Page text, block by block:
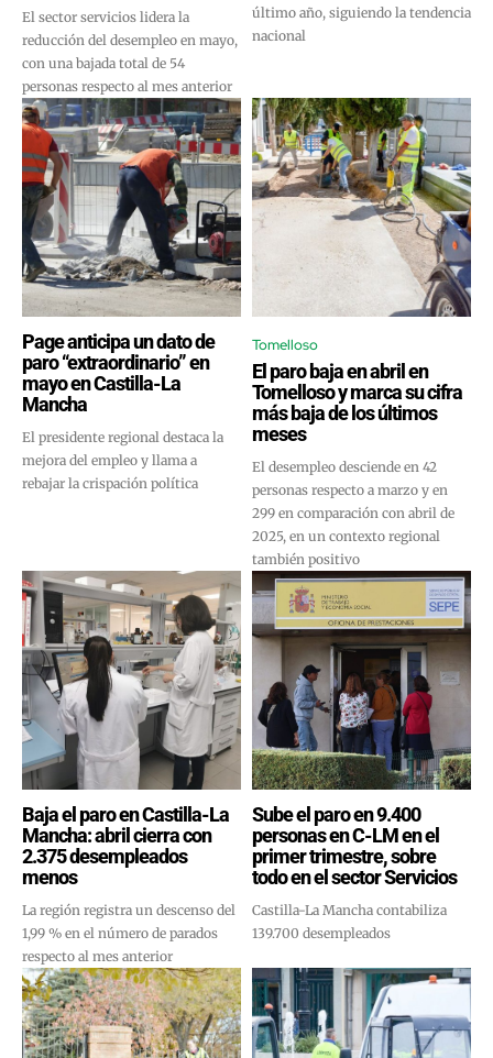
El sector servicios lidera la
reducción del desempleo en mayo,
con una bajada total de 54
personas respecto al mes anterior
último año, siguiendo la tendencia
nacional
Page anticipa un dato de
paro “extraordinario” en
mayo en Castilla-La
Mancha
El presidente regional destaca la
mejora del empleo y llama a
rebajar la crispación política
Tomelloso
El paro baja en abril en
Tomelloso y marca su cifra
más baja de los últimos
meses
El desempleo desciende en 42
personas respecto a marzo y en
299 en comparación con abril de
2025, en un contexto regional
también positivo
Baja el paro en Castilla-La
Mancha: abril cierra con
2.375 desempleados
menos
La región registra un descenso del
1,99 % en el número de parados
respecto al mes anterior
Sube el paro en 9.400
personas en C-LM en el
primer trimestre, sobre
todo en el sector Servicios
Castilla-La Mancha contabiliza
139.700 desempleados